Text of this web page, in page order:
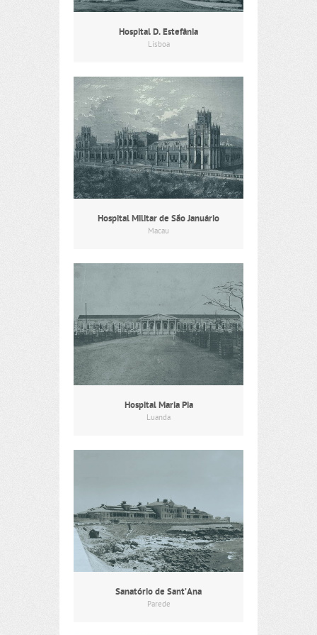
Hospital D. Estefânia
Lisboa
Hospital Militar de São Januário
Macau
Hospital Maria Pia
Luanda
Sanatório de Sant’Ana
Parede